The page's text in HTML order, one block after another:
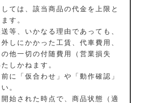
しては、該当商品の代金を上限と
す。
等、いかなる理由であっても、
しにかかった工賃、代車費用、
他一切の付随費用（営業損失
しかねます。
に「仮合わせ」や「動作確認」
。
始された時点で、商品状態（適